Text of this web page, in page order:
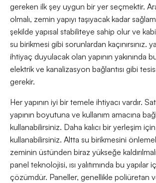
gereken ilk şey uygun bir yer seçmektir.
olmalı, zemin yapıyı taşıyacak kadar
şekilde yapısal stabiliteye sahip olur ve
su birikmesi gibi sorunlardan kaçınırsınız.
ihtiyaç duyulacak olan yapının yakınında
elektrik ve kanalizasyon bağlantısı gibi
gerekir.
Her yapının iyi bir temele ihtiyacı vardır.
yapının boyutuna ve kullanım amacına
kullanabilirsiniz. Daha kalıcı bir yerleşim
kullanabilirsiniz. Altta su birikmesini
zeminin üstünden biraz yükseğe
panel teknolojisi, ısı yalıtımında bu
çözümdür. Paneller, genellikle poliüretan